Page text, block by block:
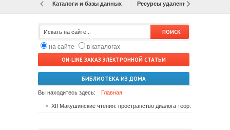
Каталоги и базы данных Ресурсы удаленного доступа
на сайте
в каталогах
ON-LINE ЗАКАЗ ЭЛЕКТРОННОЙ СТАТЬИ
БИБЛИОТЕКА ИЗ ДОМА
Вы находитесь здесь: Главная